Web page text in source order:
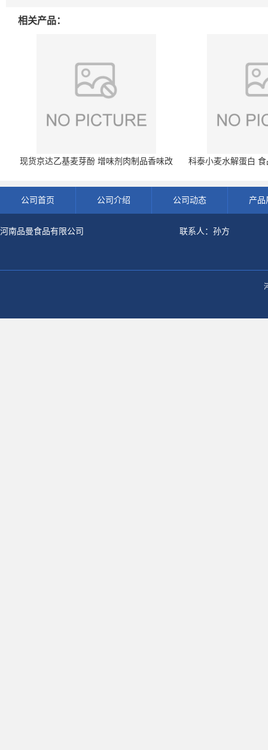
相关产品：
现货京达乙基麦芽酚 增味剂肉制品香味改
科泰小麦水解蛋白
公司首页 公司介绍 公司动态 产品
河南品曼食品有限公司 联系人：孙方